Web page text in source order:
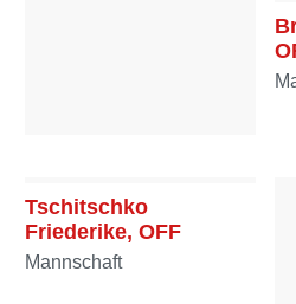
Tschitschko
Friederike, OFF
Mannschaft